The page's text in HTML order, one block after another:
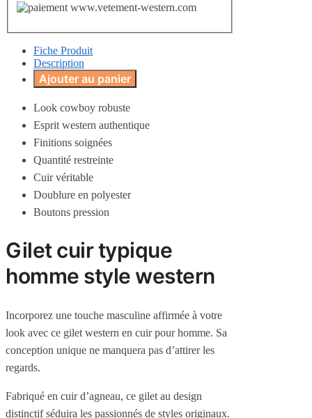
Fiche Produit
Description
Ajouter au panier
Look cowboy robuste
Esprit western authentique
Finitions soignées
Quantité restreinte
Cuir véritable
Doublure en polyester
Boutons pression
Gilet cuir typique
homme style western
Incorporez une touche masculine affirmée à votre
look avec ce gilet western en cuir pour homme. Sa
conception unique ne manquera pas d’attirer les
regards.
Fabriqué en cuir d’agneau, ce gilet au design
distinctif séduira les passionnés de styles originaux.